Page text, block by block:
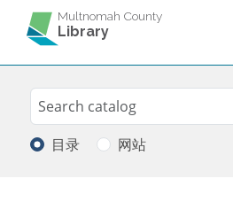
跳转到主要内容Multnomah County
Library
Search
搜索
目录 网站